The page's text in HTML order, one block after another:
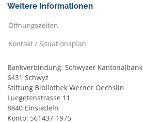
Weitere Informationen
Öffnungszeiten
Kontakt / Situationsplan
Bankverbindung: Schwyzer Kantonalbank
6431 Schwyz
Stiftung Bibliothek Werner Oechslin
Luegetenstrasse 11
8840 Einsiedeln
Konto: 561437-1975